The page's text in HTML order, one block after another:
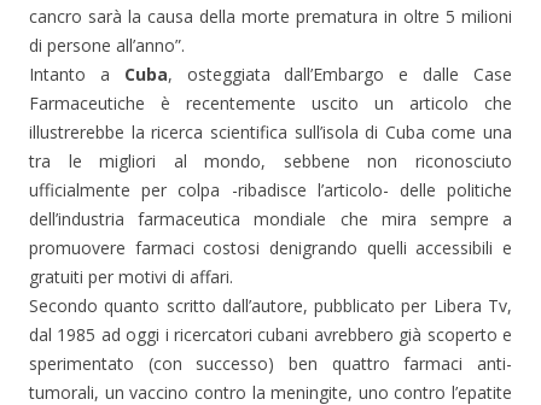
cancro sarà la causa della morte prematura in oltre 5 milioni
di persone all’anno”.
Intanto a Cuba, osteggiata dall’Embargo e dalle Case
Farmaceutiche è recentemente uscito un articolo che
illustrerebbe la ricerca scientifica sull’isola di Cuba come una
tra le migliori al mondo, sebbene non riconosciuto
ufficialmente per colpa -ribadisce l’articolo- delle politiche
dell’industria farmaceutica mondiale che mira sempre a
promuovere farmaci costosi denigrando quelli accessibili e
gratuiti per motivi di affari.
Secondo quanto scritto dall’autore, pubblicato per Libera Tv,
dal 1985 ad oggi i ricercatori cubani avrebbero già scoperto e
sperimentato (con successo) ben quattro farmaci anti-
tumorali, un vaccino contro la meningite, uno contro l’epatite